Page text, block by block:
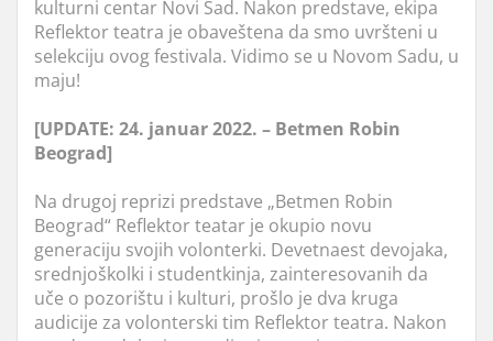
kulturni centar Novi Sad. Nakon predstave, ekipa
Reflektor teatra je obaveštena da smo uvršteni u
selekciju ovog festivala. Vidimo se u Novom Sadu, u
maju!
[UPDATE: 24. januar 2022. – Betmen Robin
Beograd]
Na drugoj reprizi predstave „Betmen Robin
Beograd“ Reflektor teatar je okupio novu
generaciju svojih volonterki. Devetnaest devojaka,
srednjoškolki i studentkinja, zainteresovanih da
uče o pozorištu i kulturi, prošlo je dva kruga
audicije za volonterski tim Reflektor teatra. Nakon